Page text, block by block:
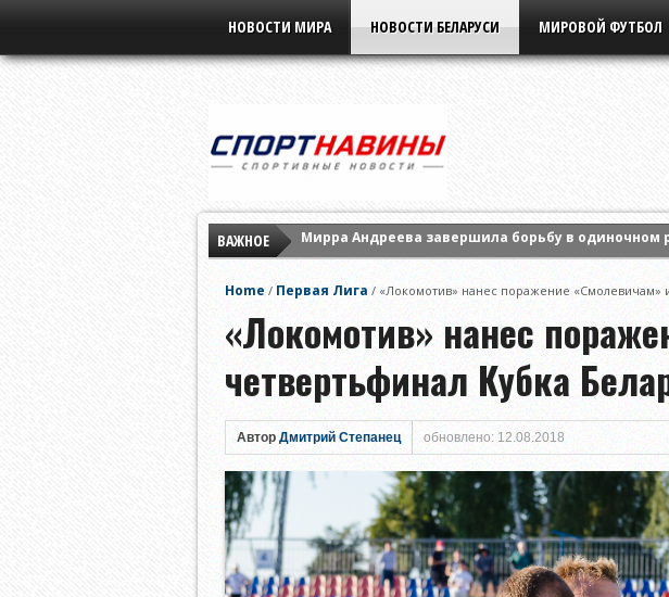
НОВОСТИ МИРА НОВОСТИ БЕЛАРУСИ МИРОВОЙ ФУТБОЛ
ВАЖНОЕ
«Славия» не оставила шансов «Днепру» в
Home / Первая Лига / «Локомотив» нанес поражение «Смолевичам»
«Локомотив» нанес
четвертьфинал Кубка
Автор Дмитрий Степанец обновлено: 12.08.2018